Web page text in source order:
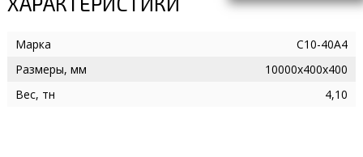
Марка
С10-40А4
Размеры, мм
10000х400х400
Вес, тн
4,10